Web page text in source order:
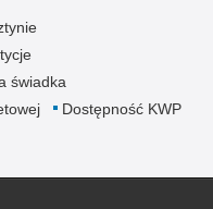
świadka
Dostępność KWP